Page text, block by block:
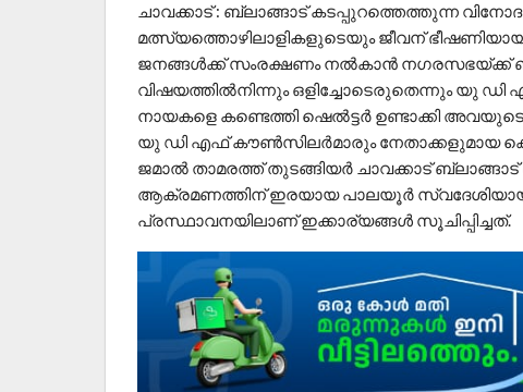
ചാവക്കാട് : ബ്ലാങ്ങാട് കടപ്പുറത്തെത്തുന്ന
മത്സ്യത്തൊഴിലാളികളുടെയും ജീവന്
ജനങ്ങൾക്ക് സംരക്ഷണം നൽകാൻ
വിഷയത്തിൽനിന്നും ഒളിച്ചോടെരുതെന്നും യു
നായകളെ കണ്ടെത്തി ഷെൽട്ടർ ഉണ്ടാക്കി
യു ഡി എഫ് കൗൺസിലർമാരും നേതാക്കളുമായ
ജമാൽ താമരത്ത് തുടങ്ങിയർ ചാവക്കാട്
ആക്രമണത്തിന് ഇരയായ പാലയൂർ സ്വദേശിയായ
പ്രസ്ഥാവനയിലാണ് ഇക്കാര്യങ്ങൾ സൂചിപ്പിച്ചത്.